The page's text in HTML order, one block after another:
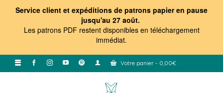
Service client et expéditions de patrons papier en pause
jusqu'au 27 août.
Les patrons PDF restent disponibles en téléchargement
immédiat.
Votre panier - 0,00€